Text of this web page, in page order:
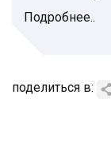
Подробнее..
поделиться в: